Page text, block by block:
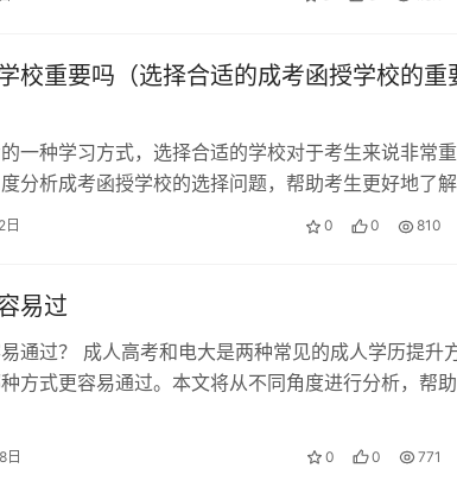
校重要吗（选择合适的成考函授学校的重
一种学习方式，选择合适的学校对于考生来说非常重
分析成考函授学校的选择问题，帮助考生更好地了解
校的名气和威望 选择比较…
0 0 810
易过
通过？ 成人高考和电大是两种常见的成人学历提升
方式更容易通过。本文将从不同角度进行分析，帮助
日 0 0 771